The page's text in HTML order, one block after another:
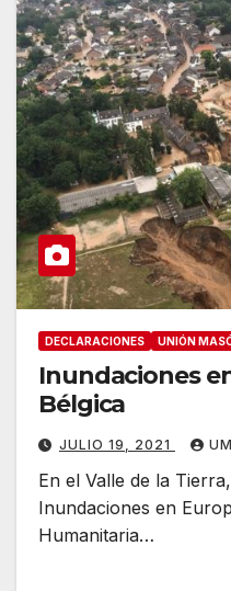
DECLARACIONES UNIÓN
Inundaciones
Bélgica
JULIO 19, 2021
En el Valle de la
Inundaciones en
Humanitaria…